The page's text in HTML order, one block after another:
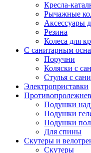
Кресла-
Рычажные
Аксессуары
Резина
Колеса для
С санитарным
Поручни
Коляски с
Стулья с
Электроприставки
Подушки
Подушки
Подушки
Для спины
Скутеры и
Скутеры